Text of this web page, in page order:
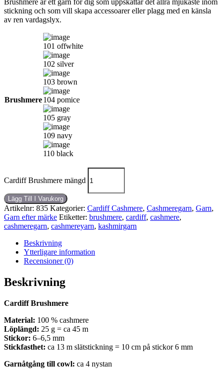
Brushmere är ett garn för dig som uppskattar det allra mjukaste inom
stickning och som vill skapa accessoarer eller plagg med en känsla
av ren vardagslyx.
Brushmere
101 offwhite
102 silver
103 brown
104 pomice
105 gray
109 navy
110 black
Cardiff Brushmere mängd
Lägg Till I Varukorg
Artikelnr: 835 Kategorier: Cardiff Cashmere, Cashmeregarn, Garn,
Garn efter märke Etiketter: brushmere, cardiff, cashmere,
cashmeregarn, cashmereyarn, kashmirgarn
Beskrivning
Ytterligare information
Recensioner (0)
Beskrivning
Cardiff Brushmere
Material: 100 % cashmere
Löplängd: 25 g = ca 45 m
Stickor: 6–6,5 mm
Stickfasthet: ca 13 m slätstickning = 10 cm på stickor 6 mm
Garnåtgång till cowl: ca 4 nystan